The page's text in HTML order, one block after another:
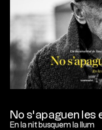
No s’apaguen les
En la nit busquem la llum